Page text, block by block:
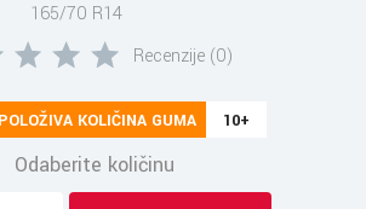
165/70 R14
Recenzije (0)
KOLIČINA GUMA 10+
Odaberite količinu